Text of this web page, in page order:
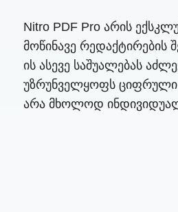
Nitro PDF Pro არის
მოწინავე რედაქტირების
ის ასევე საშუალებას
უზრუნველყოფს ციფრული
არა მხოლოდ